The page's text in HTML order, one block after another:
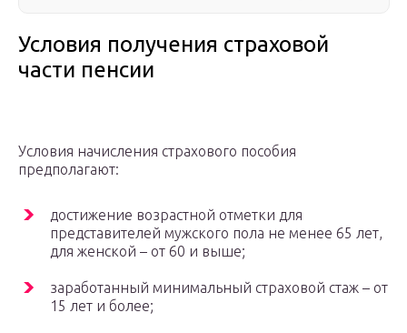
Условия получения страховой
части пенсии
Условия начисления страхового пособия
предполагают:
достижение возрастной отметки для
представителей мужского пола не менее 65 лет,
для женской – от 60 и выше;
заработанный минимальный страховой стаж – от
15 лет и более;